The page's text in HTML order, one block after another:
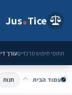
Jus Tice
תחומי חיפוש מרכזייםעורך
עמוד הבית חנות